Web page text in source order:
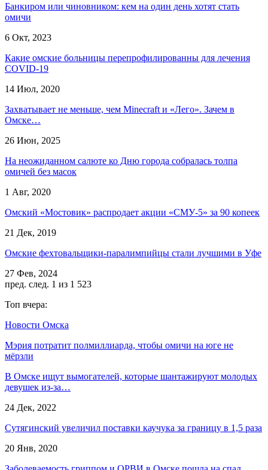
Банкиром или чиновником: кем на один день хотят стать
омичи
6 Окт, 2023
Какие омские больницы перепрофилированны для лечения
COVID-19
14 Июл, 2020
Захватывает не меньше, чем Minecraft и «Лего». Зачем в
Омске…
26 Июн, 2025
На неожиданном салюте ко Дню города собралась толпа
омичей без масок
1 Авг, 2020
Омский «Мостовик» распродает акции «СМУ-5» за 90 копеек
21 Дек, 2019
Омские фехтовальщики-паралимпийцы стали лучшими в Уфе
27 Фев, 2024
пред. след. 1 из 1 523
Топ вчера:
Новости Омска
Мэрия потратит полмиллиарда, чтобы омичи на юге не
мёрзли
В Омске ищут вымогателей, которые шантажируют молодых
девушек из-за…
24 Дек, 2022
Сутягинский увеличил поставки каучука за границу в 1,5 раза
20 Янв, 2020